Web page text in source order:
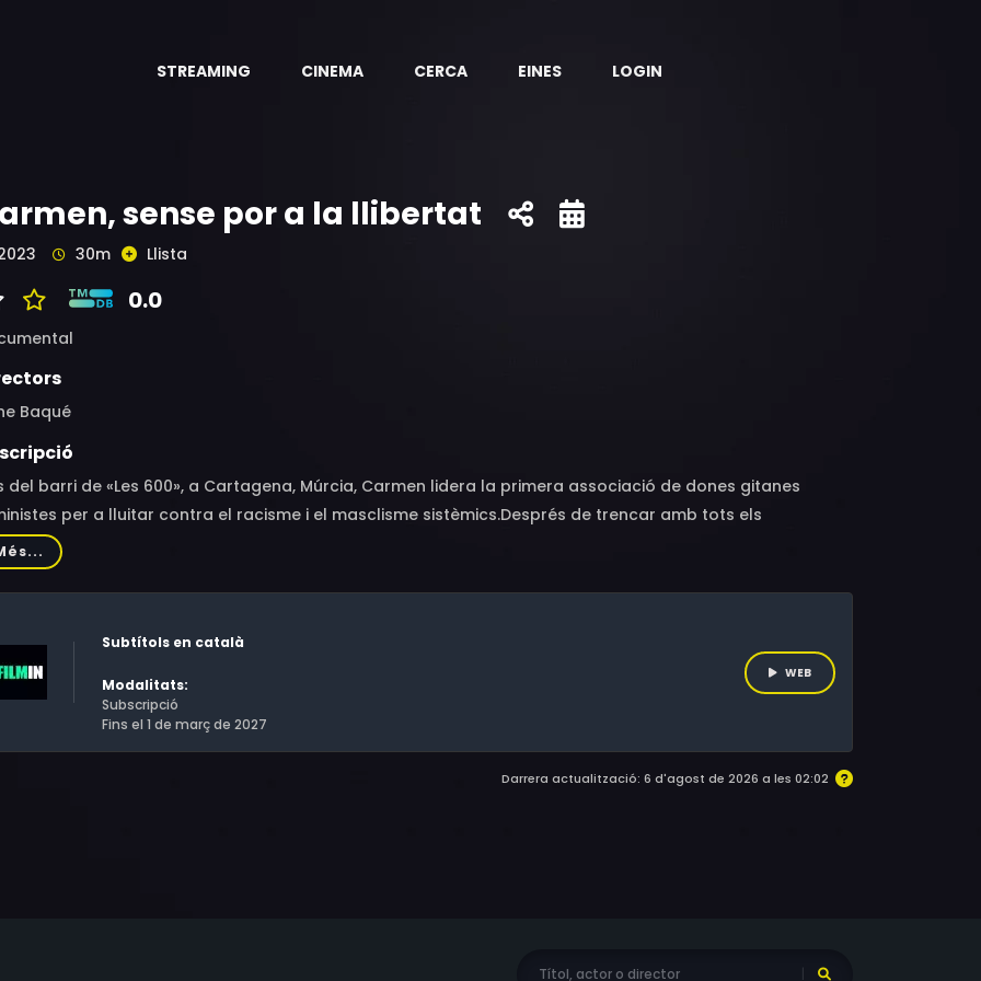
STREAMING CINEMA CERCA EINES LOGIN
sense por a la llibertat
30m Llista
0.0
Baqué
del barri de «Les 600», a Cartagena, Múrcia, Carmen lidera la primera associació de dones gitanes
per a lluitar contra el racisme i el masclisme sistèmics.Després de trencar amb tots els
Carmen bregarà amb la pressió que representa haver-se convertit en l'esperança de la seva
per a canviar les coses, mentre segueix endavant amb els seus objectius. La seva forta
i la seva determinació, seran el motor per a crear un sentiment de resistència, unió i força per a
Subtítols en català
Modalitats:
Subscripció
Fins el 1 de març de 2027
WEB
Darrera actualització: 6 d'agost de 2026 a les 02:02